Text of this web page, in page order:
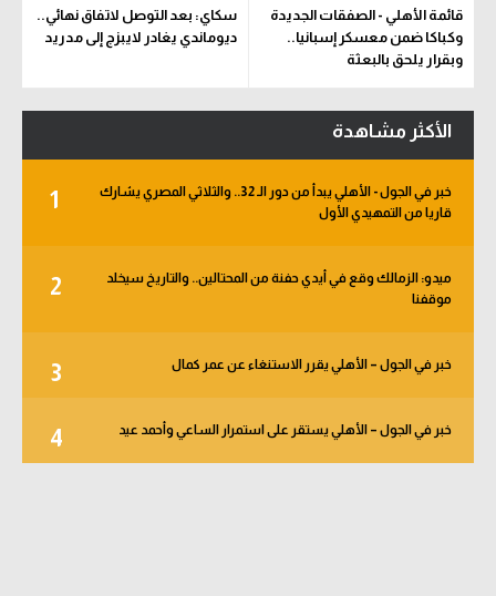
قائمة الأهلي - الصفقات الجديدة
وكباكا ضمن معسكر إسبانيا..
وبقرار يلحق بالبعثة
سكاي: بعد التوصل لاتفاق نهائي..
ديوماندي يغادر لايبزج إلى مدريد
الأكثر مشاهدة
1
خبر في الجول - الأهلي يبدأ من دور الـ 32.. والثلاثي المصري يشارك
قاريا من التمهيدي الأول
2
ميدو: الزمالك وقع في أيدي حفنة من المحتالين.. والتاريخ سيخلد
موقفنا
3 خبر في الجول – الأهلي يقرر الاستنغاء عن عمر كمال
4 خبر في الجول – الأهلي يستقر على استمرار الساعي وأحمد عيد